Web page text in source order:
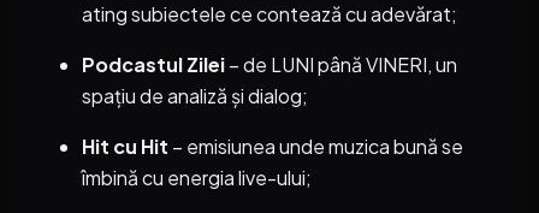
ating subiectele ce contează cu adevărat;
Podcastul Zilei– de LUNI până VINERI, un
spațiu de analiză și dialog;
Hit cu Hit – emisiunea unde muzica bună se
îmbină cu energia live-ului;